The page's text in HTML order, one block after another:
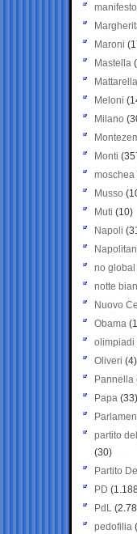
manifesto
Maroni
Mastella
Mattarella
Meloni
Milano
Monti
moschea
Musso
Muti (10)
Napoli
no global
notte
Nuovo
Obama
olimpiadi
Oliveri (4)
Pannella
Papa (33)
partito
(30)
Partito
PD
PdL
pedofilia